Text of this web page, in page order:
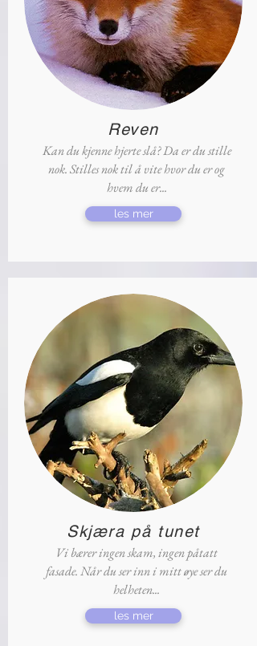
Reven
Kan du kjenne hjerte slå? Da er du stille
nok. Stilles nok til å vite hvor du er og
hvem du er...
les mer
Skjæra på tunet
Vi bærer ingen skam, ingen påtatt
fasade. Når du ser inn i mitt øye ser du
helheten...
les mer